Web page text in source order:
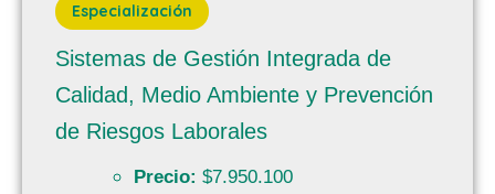
Especialización
Sistemas de Gestión Integrada de
Calidad, Medio Ambiente y Prevención
de Riesgos Laborales
Precio: $7.950.100